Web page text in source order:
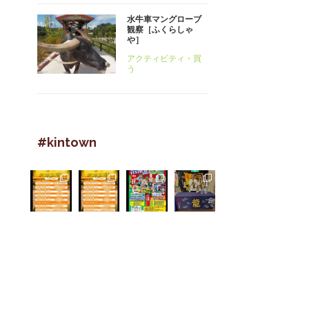
水牛車マングローブ
観察［ふくらしゃ
や］
アクティビティ・買
う
#kintown